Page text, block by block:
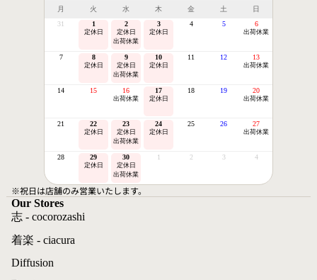
月 火 水 木 金 土
日
31
1
定休日
2
定休日
出荷休業
3
定休日
4 5 6
出荷休業
7 8
定休日
9
定休日
出荷休業
10
定休日
11 12 13
出荷休業
14 15 16
出荷休業
17
定休日
18 19 20
出荷休業
21 22
定休日
23
定休日
出荷休業
24
定休日
25 26 27
出荷休業
28 29
定休日
30
定休日
出荷休業
1 2 3 4
※祝日は店舗のみ営業いたします。
Our Stores
志 - cocorozashi
着楽 - ciacura
Diffusion